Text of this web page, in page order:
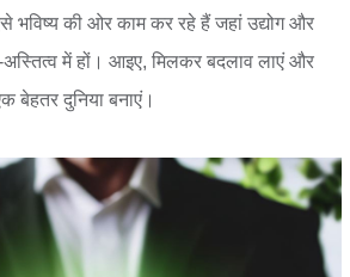
भविष्य की ओर काम कर रहे हैं जहां उद्योग और
में हों। आइए, मिलकर बदलाव लाएं और
बेहतर दुनिया बनाएं।